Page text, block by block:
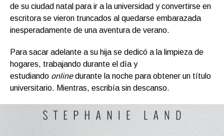
de su ciudad natal para ir a la universidad y convertirse en
escritora se vieron truncados al quedarse embarazada
inesperadamente de una aventura de verano.
Para sacar adelante a su hija se dedicó a la limpieza de
hogares, trabajando durante el día y
estudiando onlinedurante la noche para obtener un título
universitario. Mientras, escribía sin descanso.